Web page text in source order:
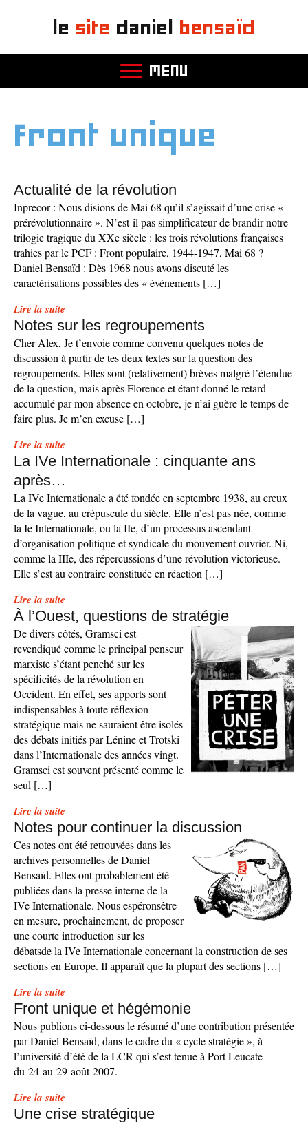
le site daniel bensaïd
MENU
front unique
Actualité de la révolution
Inprecor : Nous disions de Mai 68 qu’il s’agissait d’une crise «
prérévolutionnaire ». N’est-il pas simplificateur de brandir notre
trilogie tragique du XXe siècle : les trois révolutions françaises
trahies par le PCF : Front populaire, 1944-1947, Mai 68 ?
Daniel Bensaïd : Dès 1968 nous avons discuté les
caractérisations possibles des « événements […]
Lire la suite
Notes sur les regroupements
Cher Alex, Je t’envoie comme convenu quelques notes de
discussion à partir de tes deux textes sur la question des
regroupements. Elles sont (relativement) brèves malgré l’étendue
de la question, mais après Florence et étant donné le retard
accumulé par mon absence en octobre, je n’ai guère le temps de
faire plus. Je m’en excuse […]
Lire la suite
La IVe Internationale : cinquante ans
après…
La IVe Internationale a été fondée en septembre 1938, au creux
de la vague, au crépuscule du siècle. Elle n’est pas née, comme
la Ie Internationale, ou la IIe, d’un processus ascendant
d’organisation politique et syndicale du mouvement ouvrier. Ni,
comme la IIIe, des répercussions d’une révolution victorieuse.
Elle s’est au contraire constituée en réaction […]
Lire la suite
À l’Ouest, questions de stratégie
De divers côtés, Gramsci est
revendiqué comme le principal penseur
marxiste s’étant penché sur les
spécificités de la révolution en
Occident. En effet, ses apports sont
indispensables à toute réflexion
stratégique mais ne sauraient être isolés
des débats initiés par Lénine et Trotski
dans l’Internationale des années vingt.
Gramsci est souvent présenté comme le
seul […]
Lire la suite
Notes pour continuer la discussion
Ces notes ont été retrouvées dans les
archives personnelles de Daniel
Bensaïd. Elles ont probablement été
publiées dans la presse interne de la
IVe Internationale. Nous espéronsêtre
en mesure, prochainement, de proposer
une courte introduction sur les
débatsde la IVe Internationale concernant la construction de ses
sections en Europe. Il apparaît que la plupart des sections […]
Lire la suite
Front unique et hégémonie
Nous publions ci-dessous le résumé d’une contribution présentée
par Daniel Bensaïd, dans le cadre du « cycle stratégie », à
l’université d’été de la LCR qui s’est tenue à Port Leucate
du 24 au 29 août 2007.
Lire la suite
Une crise stratégique